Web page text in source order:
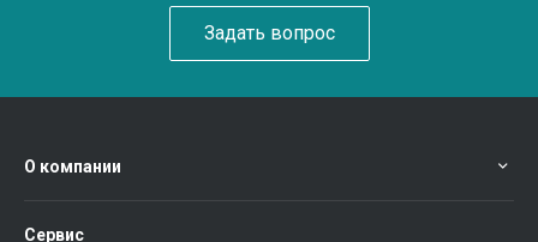
Задать вопрос
О компании
Сервис